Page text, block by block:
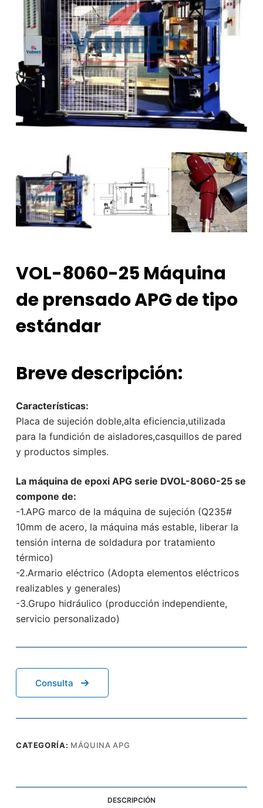
VOL-8060-25 Máquina
de prensado APG de tipo
estándar
Breve descripción:
Características:
Placa de sujeción doble,alta eficiencia,utilizada
para la fundición de aisladores,casquillos de pared
y productos simples.
La máquina de epoxi APG serie DVOL-8060-25 se
compone de:
-1.APG marco de la máquina de sujeción (Q235#
10mm de acero, la máquina más estable, liberar la
tensión interna de soldadura por tratamiento
térmico)
-2.Armario eléctrico (Adopta elementos eléctricos
realizables y generales)
-3.Grupo hidráulico (producción independiente,
servicio personalizado)
Consulta
CATEGORÍA: MÁQUINA APG
DESCRIPCIÓN